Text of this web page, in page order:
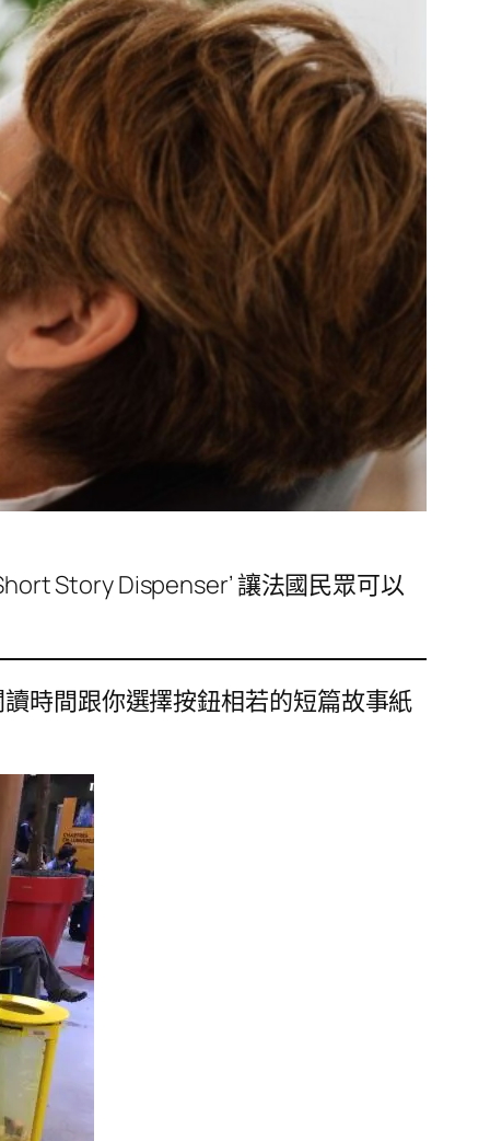
Story Dispenser’ 讓法國民眾可以
時間跟你選擇按鈕相若的短篇故事紙